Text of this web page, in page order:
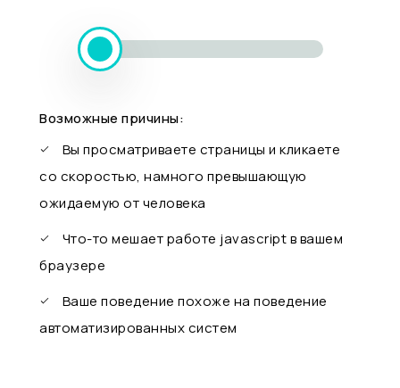
Возможные причины:
Вы просматриваете страницы и кликаете
со скоростью, намного превышающую
ожидаемую от человека
Что-то мешает работе javascript в вашем
браузере
Ваше поведение похоже на поведение
автоматизированных систем